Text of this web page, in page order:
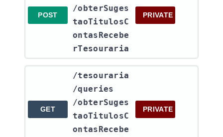
POST
/obterSuges
taoTitulosC
ontasRecebe
rTesouraria
PRIVATE
GET
​/tesouraria​
/queries​
/obterSuges
taoTitulosC
ontasRecebe
PRIVATE